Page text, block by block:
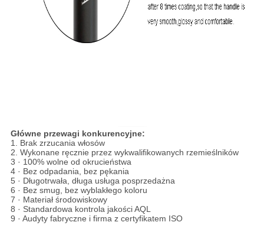
Główne przewagi konkurencyjne:
1. Brak zrzucania włosów
2. Wykonane ręcznie przez wykwalifikowanych rzemieślników
3 · 100% wolne od okrucieństwa
4 · Bez odpadania, bez pękania
5 · Długotrwała, długa usługa posprzedażna
6 · Bez smug, bez wyblakłego koloru
7 · Materiał środowiskowy
8 · Standardowa kontrola jakości AQL
9 · Audyty fabryczne i firma z certyfikatem ISO